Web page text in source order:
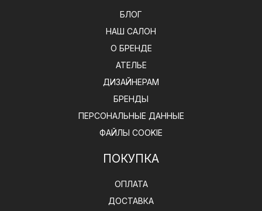
БЛОГ
НАШ САЛОН
О БРЕНДЕ
АТЕЛЬЕ
ДИЗАЙНЕРАМ
БРЕНДЫ
ПЕРСОНАЛЬНЫЕ ДАННЫЕ
ФАЙЛЫ COOKIE
ПОКУПКА
ОПЛАТА
ДОСТАВКА